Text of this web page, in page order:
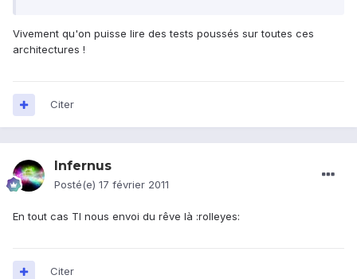
Vivement qu'on puisse lire des tests poussés sur toutes ces
architectures !
Citer
Infernus
Posté(e) 17 février 2011
En tout cas TI nous envoi du rêve là :rolleyes:
Citer